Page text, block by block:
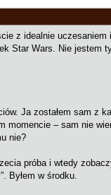
z idealnie
Star Wars. Nie jestem
Ja zostałem sam z
momencie – sam nie
nie?
próba i wtedy
Byłem w środku.